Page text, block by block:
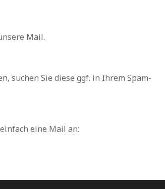
Mail.
suchen Sie diese ggf. in Ihrem Spam-
eine Mail an: